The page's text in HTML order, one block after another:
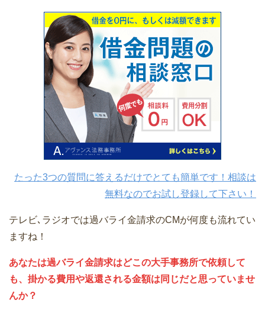
たった3つの質問に答えるだけでとても簡単です！相談は
無料なのでお試し登録して下さい！
テレビ､ラジオでは過バライ金請求のCMが何度も流れてい
ますね！
あなたは過バライ金請求はどこの大手事務所で依頼して
も、掛かる費用や返還される金額は同じだと思っていませ
んか？